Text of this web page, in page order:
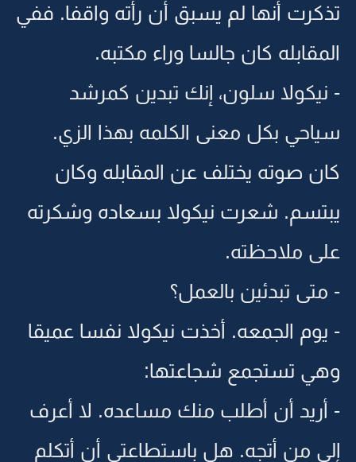
تذكرت أنها لم يسبق أن رأته واقفا. ففي
المقابله كان جالسا وراء مكتبه.
- نيكولا سلون، إنك تبدين كمرشد
سياحي بكل معنى الكلمه بهذا الزي.
كان صوته يختلف عن المقابله وكان
يبتسم. شعرت نيكولا بسعاده وشكرته
على ملاحظته.
- متى تبدئين بالعمل؟
- يوم الجمعه. أخذت نيكولا نفسا عميقا
وهي تستجمع شجاعتها:
- أريد أن أطلب منك مساعده. لا أعرف
إلى من أتجه. هل باستطاعتي أن أتكلم